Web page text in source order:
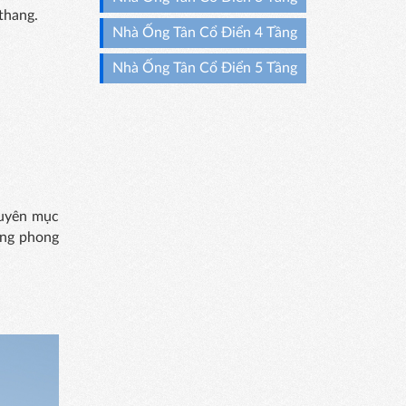
mục
phong
Nhà Ống Tân Cổ Điển 4 Tầng
Nhà Ống Tân Cổ Điển 5 Tầng